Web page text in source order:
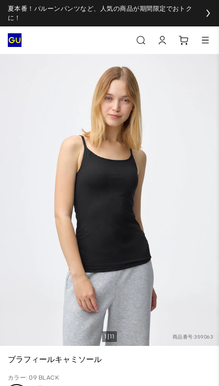
夏本番！バルーンパンツなど、人気の商品が期間限定でおトク
に！
商品番号:359063
1 11
ブラフィールキャミソール
カラー: 09 BLACK